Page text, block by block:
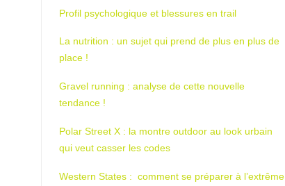
Profil psychologique et blessures en trail
La nutrition : un sujet qui prend de plus en plus de
place !
Gravel running : analyse de cette nouvelle
tendance !
Polar Street X : la montre outdoor au look urbain
qui veut casser les codes
Western States : comment se préparer à l’extrême